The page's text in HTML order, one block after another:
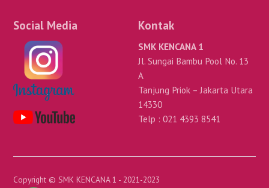
Social Media Kontak
SMK KENCANA 1
Jl. Sungai Bambu Pool No. 13
A
Tanjung Priok – Jakarta Utara
14330
Telp : 021 4393 8541
Copyright © SMK KENCANA 1 - 2021-2023